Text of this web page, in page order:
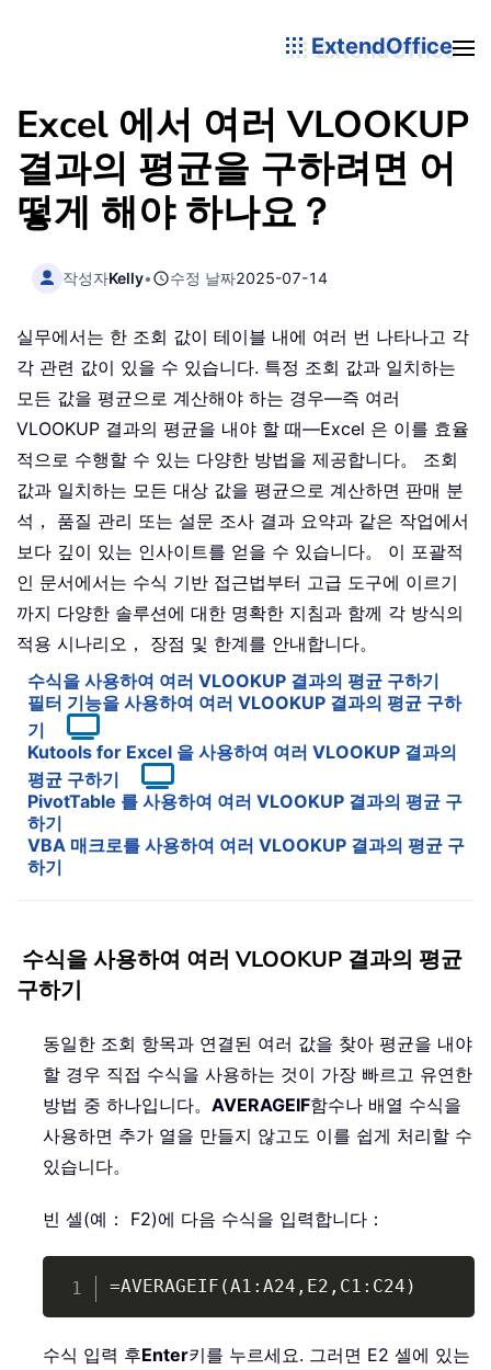
ExtendOffice
Excel 에서 여러 VLOOKUP
결과의 평균을 구하려면 어
떻게 해야 하나요？
작성자Kelly• 수정 날짜2025-07-14
실무에서는 한 조회 값이 테이블 내에 여러 번 나타나고 각
각 관련 값이 있을 수 있습니다. 특정 조회 값과 일치하는
모든 값을 평균으로 계산해야 하는 경우—즉 여러
VLOOKUP 결과의 평균을 내야 할 때—Excel 은 이를 효율
적으로 수행할 수 있는 다양한 방법을 제공합니다。 조회
값과 일치하는 모든 대상 값을 평균으로 계산하면 판매 분
석， 품질 관리 또는 설문 조사 결과 요약과 같은 작업에서
보다 깊이 있는 인사이트를 얻을 수 있습니다。 이 포괄적
인 문서에서는 수식 기반 접근법부터 고급 도구에 이르기
까지 다양한 솔루션에 대한 명확한 지침과 함께 각 방식의
적용 시나리오， 장점 및 한계를 안내합니다。
수식을 사용하여 여러 VLOOKUP 결과의 평균 구하기
필터 기능을 사용하여 여러 VLOOKUP 결과의 평균 구하
기
Kutools for Excel 을 사용하여 여러 VLOOKUP 결과의
평균 구하기
PivotTable 를 사용하여 여러 VLOOKUP 결과의 평균 구
하기
VBA 매크로를 사용하여 여러 VLOOKUP 결과의 평균 구
하기
수식을 사용하여 여러 VLOOKUP 결과의 평균
구하기
동일한 조회 항목과 연결된 여러 값을 찾아 평균을 내야
할 경우 직접 수식을 사용하는 것이 가장 빠르고 유연한
방법 중 하나입니다。 AVERAGEIF함수나 배열 수식을
사용하면 추가 열을 만들지 않고도 이를 쉽게 처리할 수
있습니다。
빈 셀(예： F2)에 다음 수식을 입력합니다：
=AVERAGEIF(A1:A24,E2,C1:C24)
Copy
수식 입력 후Enter키를 누르세요. 그러면 E2 셀에 있는